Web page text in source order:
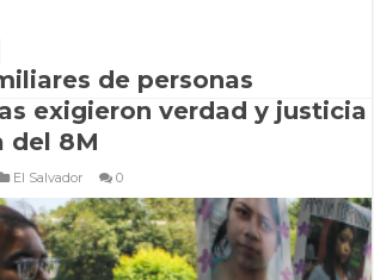
de personas
exigieron verdad y justicia
del 8M
El Salvador 0